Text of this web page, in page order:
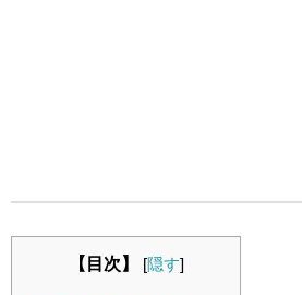
【目次】 [隠す]